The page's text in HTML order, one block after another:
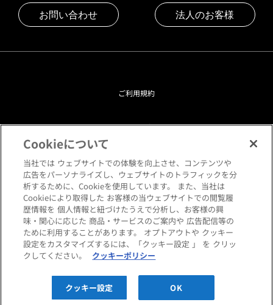
お問い合わせ 法人のお客様
Copyright © HANKYU HOME STYLING Co.,LTD All rights reserved.
ご利用規約
プライバシーポリシー
クッキーポリシー
閲覧環境について
サイトマップ
Cookieについて
当社では ウェブサイトでの体験を向上させ、コンテンツや
広告をパーソナライズし、ウェブサイトのトラフィックを分
析するために、Cookieを使用しています。 また、当社は
Cookieにより取得した お客様の当ウェブサイトでの閲覧履
歴情報を 個人情報と紐づけたうえで分析し、お客様の興
味・関心に応じた 商品・サービスのご案内や 広告配信等の
ために利用することがあります。 オプトアウトや クッキー
設定をカスタマイズするには、「クッキー設定 」 を クリッ
クしてください。
クッキーポリシー
クッキー設定 OK